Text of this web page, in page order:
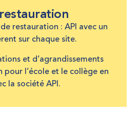
restauration : API avec un
sur chaque site.
et d’agrandissements
pour l’école et le collège en
la société API.